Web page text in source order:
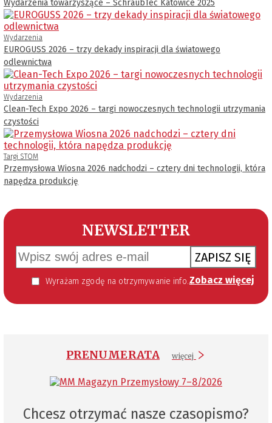
Wydarzenia towarzyszące – SchraubTec Katowice 2025
Wydarzenia
EUROGUSS 2026 – trzy dekady inspiracji dla światowego
odlewnictwa
Wydarzenia
Clean-Tech Expo 2026 – targi nowoczesnych technologii utrzymania
czystości
Targi STOM
Przemysłowa Wiosna 2026 nadchodzi – cztery dni technologii, która
napędza produkcję
NEWSLETTER
ZAPISZ SIĘ
Wyrażam zgodę na otrzymywanie informacji handlowej kierowanej do mnie za pomocą środków komunikacji elektronicznej w szczególności poczty elektronicznej zgodnie z przepisem art. 10 ust 2 ustawy z dnia 18 lipca 2002 roku o świadczeniu usług drogą elektroniczną (Dz. U. 144 z 2002 r. poz. 1204). Zgoda jest dobrowolna, jednak jej wyrażenie jest konieczne, aby otrzymywać newsletter. Zobacz więcej
PRENUMERATA więcej
Chcesz otrzymać nasze czasopismo?